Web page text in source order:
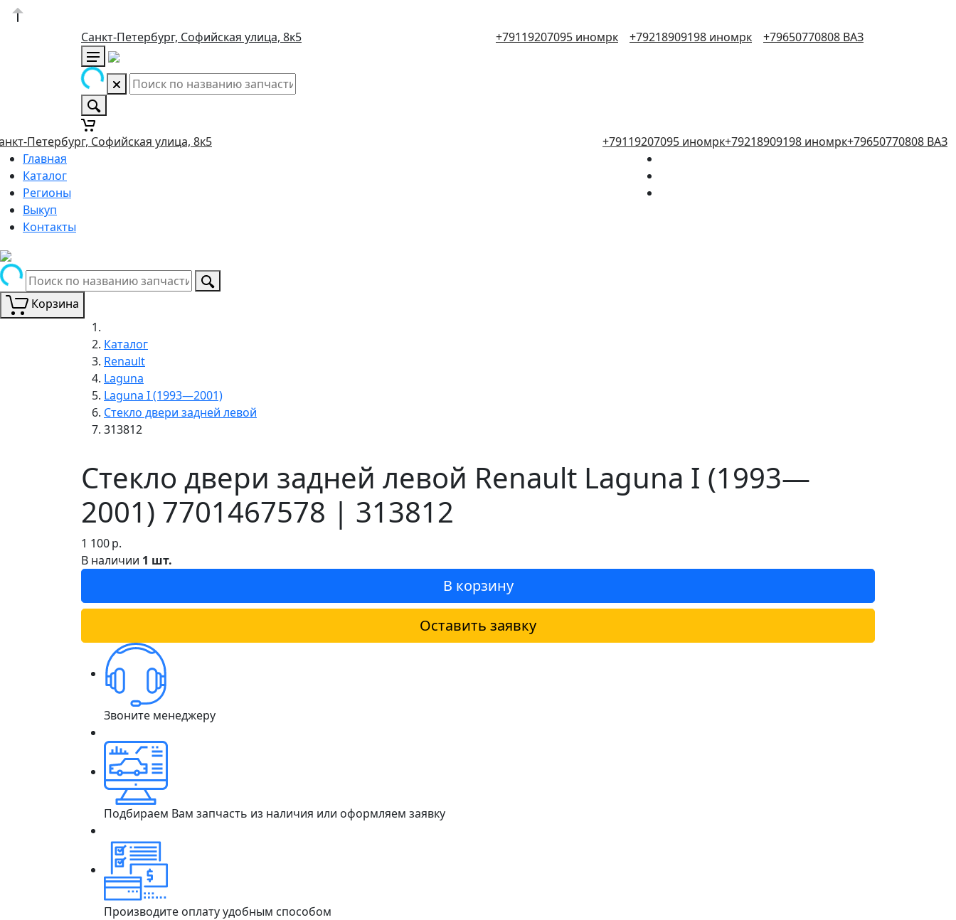
Санкт-Петербург, Софийская улица, 8к5 +79119207095 иномрк +79218909198 иномрк +79650770808 ВАЗ
Петербург, Софийская улица, 8к5 +79119207095 иномрк+79218909198 иномрк+79650770808 ВАЗ
Главная
Каталог
Регионы
Выкуп
Контакты
Корзина
Каталог
Renault
Laguna
Laguna I (1993—2001)
Стекло двери задней левой
313812
Стекло двери задней левой Renault Laguna I (1993—
2001) 7701467578 | 313812
1 100р.
В наличии 1 шт.
В корзину
Оставить заявку
Звоните менеджеру
Подбираем Вам запчасть из наличия или оформляем заявку
Производите оплату удобным способом